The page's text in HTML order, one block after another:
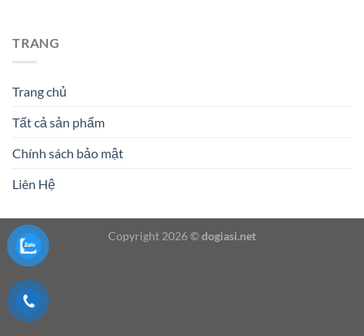
TRANG
Trang chủ
Tất cả sản phẩm
Chính sách bảo mật
Liên Hệ
Copyright 2026 ©dogiasi.net